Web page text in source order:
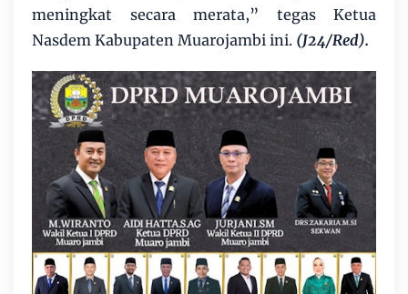
meningkat secara merata,” tegas Ketua
Nasdem Kabupaten Muarojambi ini. (J24/Red).